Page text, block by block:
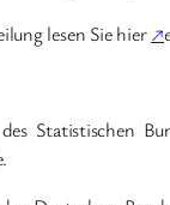
lesen Sie hier↗
Statistischen